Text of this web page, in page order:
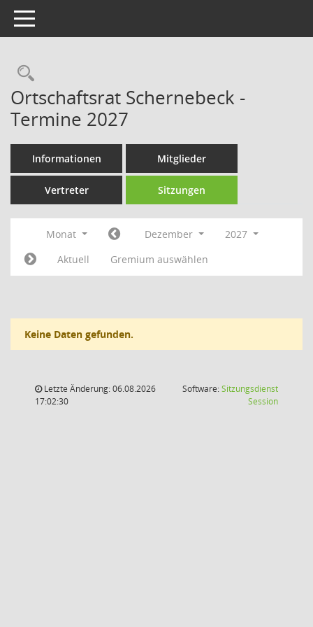
Toggle navigation
Rechercheauswahl
Ortschaftsrat Schernebeck -
Termine 2027
Informationen Mitglieder
Vertreter Sitzungen
Monat Dezember
2027
Aktuell
Gremium auswählen
Keine Daten gefunden.
Letzte Änderung: 06.08.2026
17:02:30
Software:Sitzungsdienst
Session(Wird in